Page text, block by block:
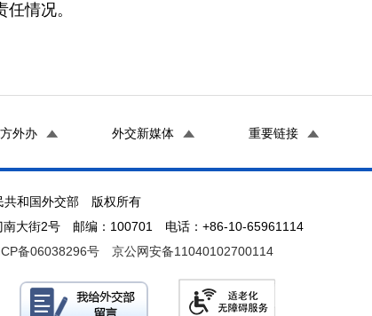
情况。
外办 外交新媒体 重要链接
共和国外交部 版权所有
南大街2号 邮编：100701 电话：+86-10-65961114
备06038296号 京公网安备11040102700114